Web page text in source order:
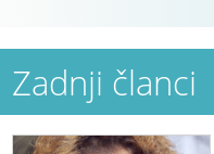
Zadnji članci